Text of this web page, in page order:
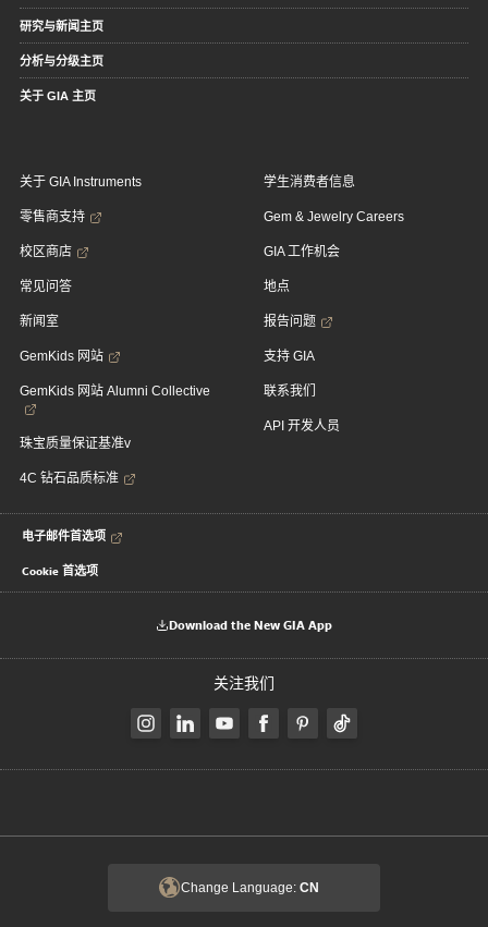
研究与新闻主页
分析与分级主页
关于 GIA 主页
关于 GIA Instruments
零售商支持
校区商店
常见问答
新闻室
GemKids 网站
GemKids 网站 Alumni Collective
珠宝质量保证基准v
4C 钻石品质标准
学生消费者信息
Gem & Jewelry Careers
GIA 工作机会
地点
报告问题
支持 GIA
联系我们
API 开发人员
电子邮件首选项
Cookie 首选项
Download the New GIA App
关注我们
Change Language: CN